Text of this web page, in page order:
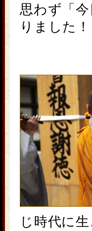
思わず「
りました！
じ時代に